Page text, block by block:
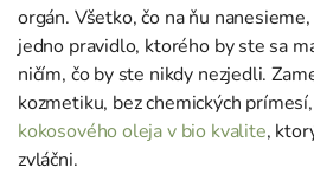
orgán. Všetko, čo na ňu
jedno pravidlo, ktorého by ste sa
ničím, čo by ste nikdy nezjedli.
kozmetiku, bez chemických
kokosového oleja v bio kvalite,
zvláčni.